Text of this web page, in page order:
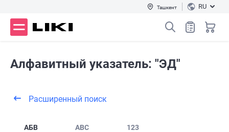
Ташкент RU
Алфавитный указатель: "ЭД"
Расширенный поиск
АБВ ABC 123